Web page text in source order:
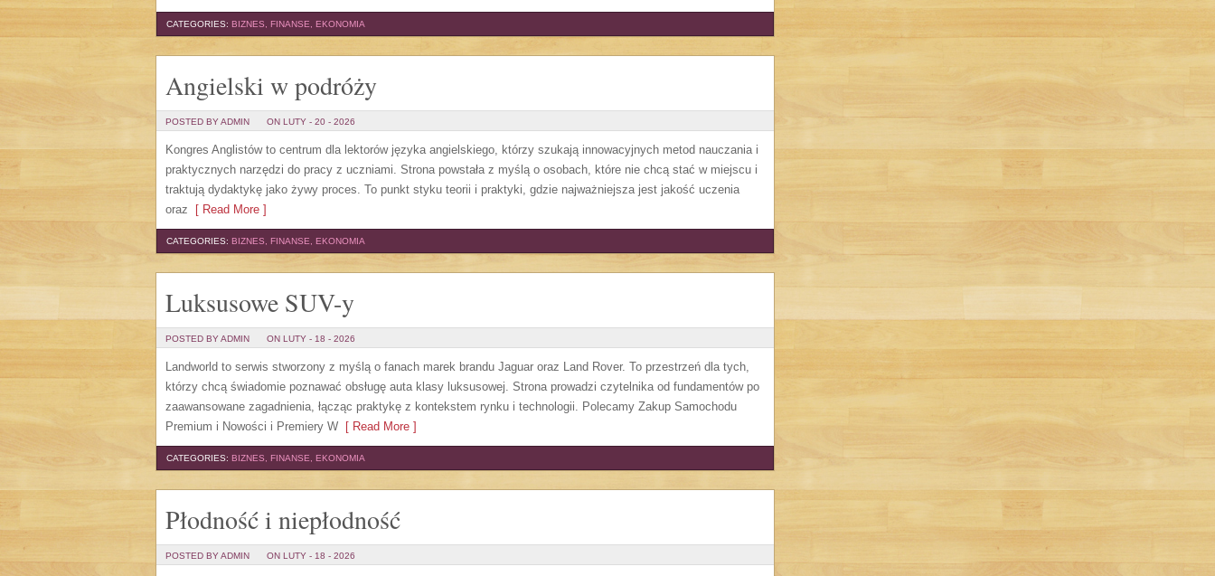
CATEGORIES: BIZNES, FINANSE, EKONOMIA
Angielski w podróży
POSTED BY ADMIN ON LUTY - 20 - 2026
Kongres Anglistów to centrum dla lektorów języka angielskiego, którzy szukają innowacyjnych metod nauczania i
praktycznych narzędzi do pracy z uczniami. Strona powstała z myślą o osobach, które nie chcą stać w miejscu i
traktują dydaktykę jako żywy proces. To punkt styku teorii i praktyki, gdzie najważniejsza jest jakość uczenia
oraz [ Read More ]
CATEGORIES: BIZNES, FINANSE, EKONOMIA
Luksusowe SUV-y
POSTED BY ADMIN ON LUTY - 18 - 2026
Landworld to serwis stworzony z myślą o fanach marek brandu Jaguar oraz Land Rover. To przestrzeń dla tych,
którzy chcą świadomie poznawać obsługę auta klasy luksusowej. Strona prowadzi czytelnika od fundamentów po
zaawansowane zagadnienia, łącząc praktykę z kontekstem rynku i technologii. Polecamy Zakup Samochodu
Premium i Nowości i Premiery W [ Read More ]
CATEGORIES: BIZNES, FINANSE, EKONOMIA
Płodność i niepłodność
POSTED BY ADMIN ON LUTY - 18 - 2026